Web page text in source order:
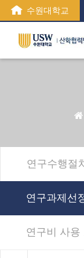
수원대학교
연구수행절
연구과제선
연구비 사용